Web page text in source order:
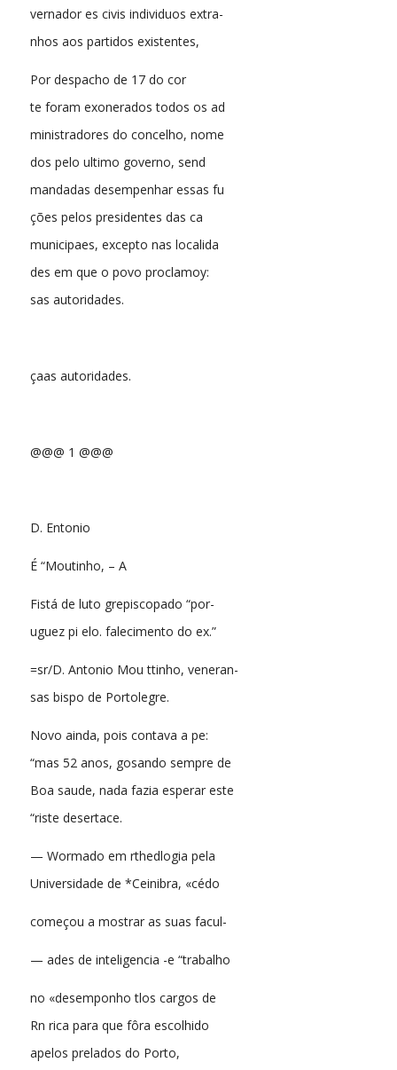
vernador es civis individuos extra-
nhos aos partidos existentes,
Por despacho de 17 do cor
te foram exonerados todos os ad
ministradores do concelho, nome
dos pelo ultimo governo, send
mandadas desempenhar essas fu
ções pelos presidentes das ca
municipaes, excepto nas localida
des em que o povo proclamoy:
sas autoridades.
çaas autoridades.
@@@ 1 @@@
D. Entonio
É “Moutinho, – A
Fistá de luto grepiscopado “por-
uguez pi elo. falecimento do ex.”
=sr/D. Antonio Mou ttinho, veneran-
sas bispo de Portolegre.
Novo ainda, pois contava a pe:
“mas 52 anos, gosando sempre de
Boa saude, nada fazia esperar este
“riste desertace.
— Wormado em rthedlogia pela
Universidade de *Ceinibra, «cédo
começou a mostrar as suas facul-
— ades de inteligencia -e “trabalho
no «desemponho tlos cargos de
Rn rica para que fôra escolhido
apelos prelados do Porto,